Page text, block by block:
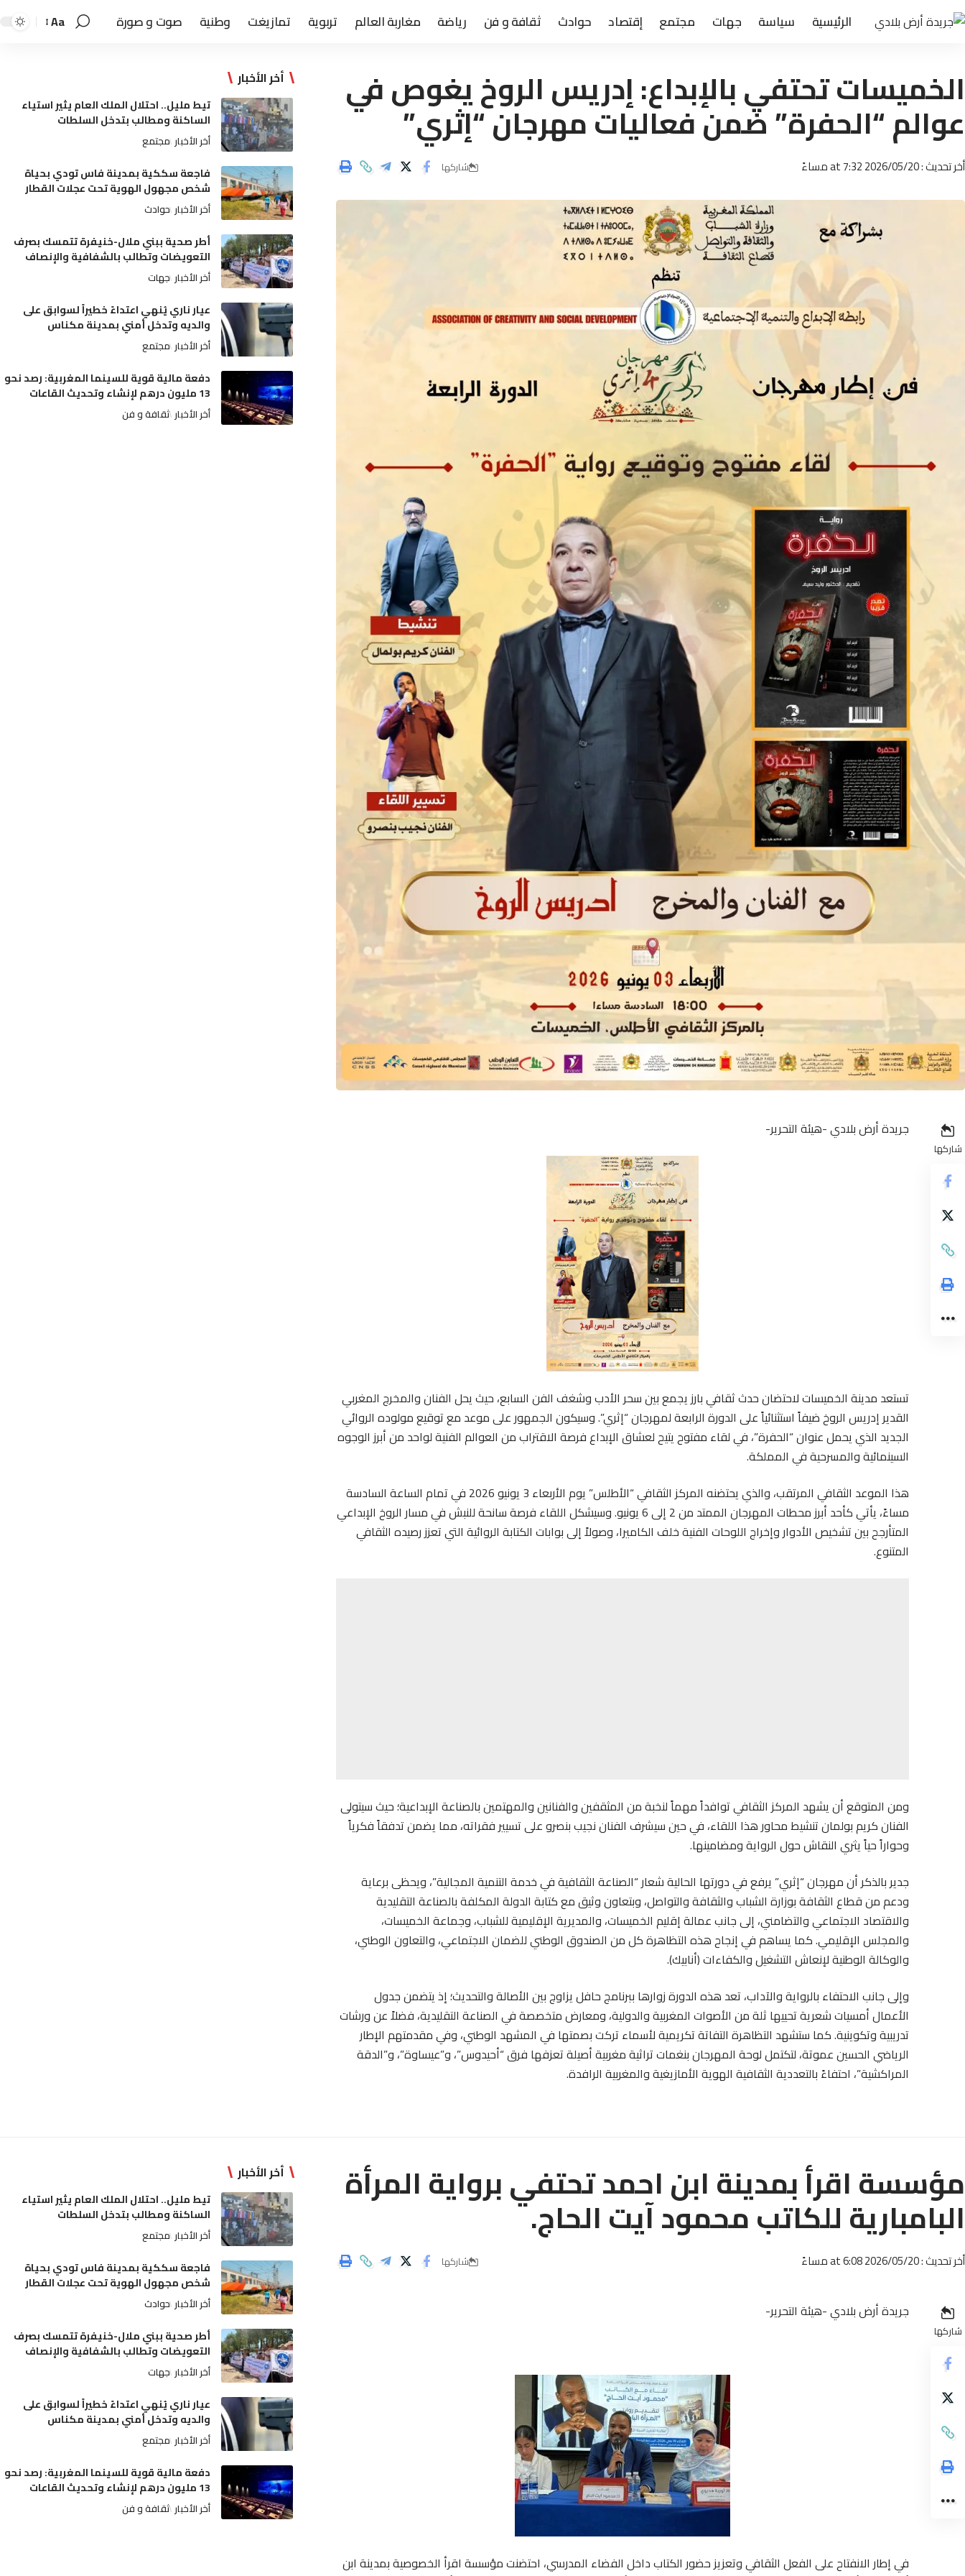
الرئيسية سياسة جهات مجتمع إقتصاد حوادث ثقافة و فن رياضة مغاربة العالم تربوية تمازيغت وطنية صوت و صورة Aa
الخميسات تحتفي بالإبداع: إدريس الروخ يغوص في
عوالم “الحفرة” ضمن فعاليات مهرجان “إثري”
أخر تحديث : 2026/05/20 at 7:32 مساءً شاركها
شاركها
جريدة أرض بلادي -هيئة التحرير-
تستعد مدينة الخميسات لاحتضان حدث ثقافي بارز يجمع بين سحر الأدب وشغف الفن السابع، حيث يحل الفنان والمخرج المغربي
القدير إدريس الروخ ضيفاً استثنائياً على الدورة الرابعة لمهرجان “إثري”. وسيكون الجمهور على موعد مع توقيع مولوده الروائي
الجديد الذي يحمل عنوان “الحفرة”، في لقاء مفتوح يتيح لعشاق الإبداع فرصة الاقتراب من العوالم الفنية لواحد من أبرز الوجوه
السينمائية والمسرحية في المملكة.
هذا الموعد الثقافي المرتقب، والذي يحتضنه المركز الثقافي “الأطلس” يوم الأربعاء 3 يونيو 2026 في تمام الساعة السادسة
مساءً، يأتي كأحد أبرز محطات المهرجان الممتد من 2 إلى 6 يونيو. وسيشكل اللقاء فرصة سانحة للنبش في مسار الروخ الإبداعي
المتأرجح بين تشخيص الأدوار وإخراج اللوحات الفنية خلف الكاميرا، وصولاً إلى بوابات الكتابة الروائية التي تعزز رصيده الثقافي
المتنوع.
ومن المتوقع أن يشهد المركز الثقافي توافداً مهماً لنخبة من المثقفين والفنانين والمهتمين بالصناعة الإبداعية؛ حيث سيتولى
الفنان كريم بولمان تنشيط محاور هذا اللقاء، في حين سيشرف الفنان نجيب بنصرو على تسيير فقراته، مما يضمن تدفقاً فكرياً
وحواراً حياً يثري النقاش حول الرواية ومضامينها.
جدير بالذكر أن مهرجان “إثري” يرفع في دورتها الحالية شعار “الصناعة الثقافية في خدمة التنمية المجالية”، ويحظى برعاية
ودعم من قطاع الثقافة بوزارة الشباب والثقافة والتواصل، وبتعاون وثيق مع كتابة الدولة المكلفة بالصناعة التقليدية
والاقتصاد الاجتماعي والتضامني، إلى جانب عمالة إقليم الخميسات، والمديرية الإقليمية للشباب، وجماعة الخميسات،
والمجلس الإقليمي. كما يساهم في إنجاح هذه التظاهرة كل من الصندوق الوطني للضمان الاجتماعي، والتعاون الوطني،
والوكالة الوطنية لإنعاش التشغيل والكفاءات (أنابيك).
وإلى جانب الاحتفاء بالرواية والآداب، تعد هذه الدورة زوارها ببرنامج حافل يزاوج بين الأصالة والتحديث؛ إذ يتضمن جدول
الأعمال أمسيات شعرية تحييها ثلة من الأصوات المغربية والدولية، ومعارض متخصصة في الصناعة التقليدية، فضلاً عن ورشات
تدريبية وتكوينية. كما ستشهد التظاهرة التفاتة تكريمية لأسماء تركت بصمتها في المشهد الوطني، وفي مقدمتهم الإطار
الرياضي الحسين عموتة، لتكتمل لوحة المهرجان بنغمات تراثية مغربية أصيلة تعزفها فرق “أحيدوس”، و”عيساوة”، و”الدقة
المراكشية”، احتفاءً بالتعددية الثقافية الهوية الأمازيغية والمغربية الرافدة.
أخر الأخبار
تيط مليل.. احتلال الملك العام يثير استياء
الساكنة ومطالب بتدخل السلطات
أخر الأخبار مجتمع
فاجعة سككية بمدينة فاس تودي بحياة
شخص مجهول الهوية تحت عجلات القطار
أخر الأخبار حوادث
أطر صحية ببني ملال-خنيفرة تتمسك بصرف
التعويضات وتطالب بالشفافية والإنصاف
أخر الأخبار جهات
عيار ناري يُنهي اعتداءً خطيراً لسوابق على
والديه وتدخل أمني بمدينة مكناس
أخر الأخبار مجتمع
دفعة مالية قوية للسينما المغربية: رصد نحو
13 مليون درهم لإنشاء وتحديث القاعات
أخر الأخبار ثقافة و فن
مؤسسة اقرأ بمدينة ابن احمد تحتفي برواية المرأة
البامبارية للكاتب محمود آيت الحاج.
أخر تحديث : 2026/05/20 at 6:08 مساءً شاركها
شاركها
جريدة أرض بلادي -هيئة التحرير-
في إطار الانفتاح على الفعل الثقافي وتعزيز حضور الكتاب داخل الفضاء المدرسي، احتضنت مؤسسة اقرأ الخصوصية بمدينة ابن
أخر الأخبار
تيط مليل.. احتلال الملك العام يثير استياء
الساكنة ومطالب بتدخل السلطات
أخر الأخبار مجتمع
فاجعة سككية بمدينة فاس تودي بحياة
شخص مجهول الهوية تحت عجلات القطار
أخر الأخبار حوادث
أطر صحية ببني ملال-خنيفرة تتمسك بصرف
التعويضات وتطالب بالشفافية والإنصاف
أخر الأخبار جهات
عيار ناري يُنهي اعتداءً خطيراً لسوابق على
والديه وتدخل أمني بمدينة مكناس
أخر الأخبار مجتمع
دفعة مالية قوية للسينما المغربية: رصد نحو
13 مليون درهم لإنشاء وتحديث القاعات
أخر الأخبار ثقافة و فن